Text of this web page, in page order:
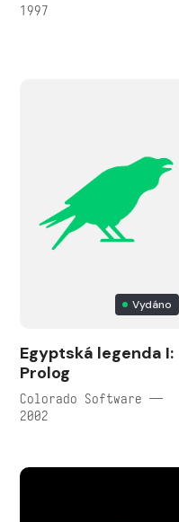
1997
Vydáno
Egyptská legenda I:
Prolog
Colorado Software —
2002